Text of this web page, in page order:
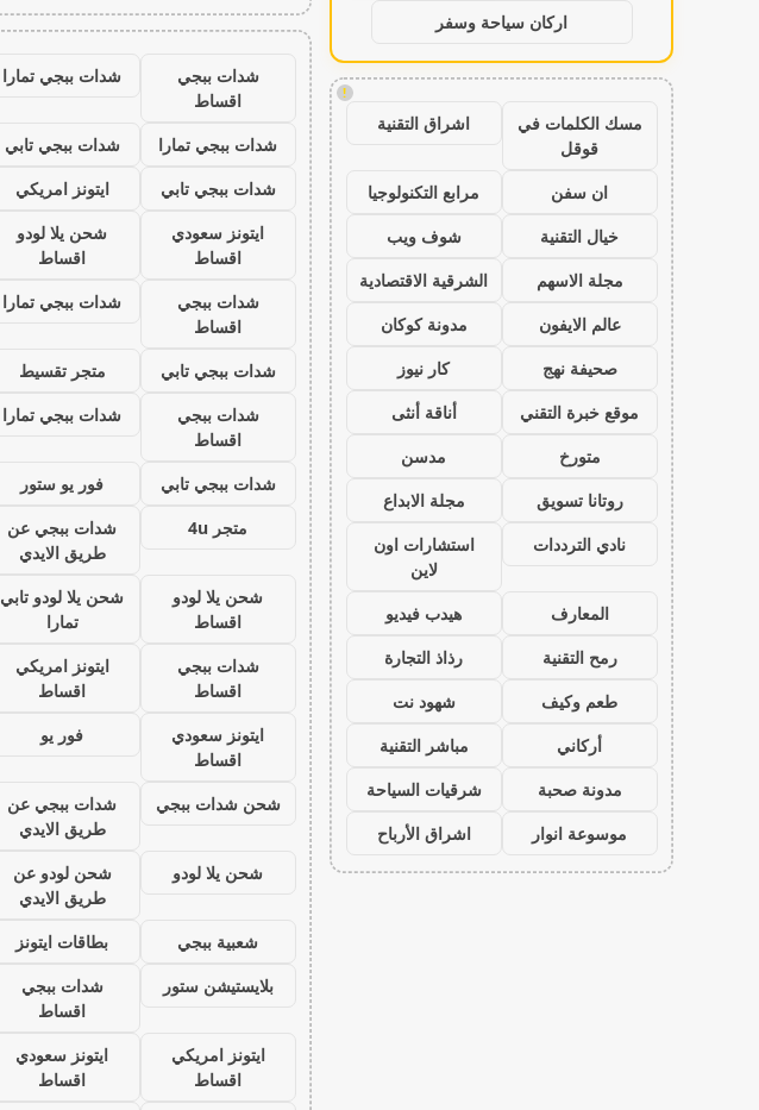
اركان سياحة وسفر
!
مسك الكلمات في
قوقل
اشراق التقنية
ان سفن
مرابع التكنولوجيا
خيال التقنية
شوف ويب
مجلة الاسهم
الشرقية الاقتصادية
عالم الايفون
مدونة كوكان
صحيفة نهج
كار نيوز
موقع خبرة التقني
أناقة أنثى
متورخ
مدسن
روتانا تسويق
مجلة الابداع
نادي الترددات
استشارات اون
لاين
المعارف
هيدب فيديو
رمح التقنية
رذاذ التجارة
طعم وكيف
شهود نت
أركاني
مباشر التقنية
مدونة صحبة
شرقيات السياحة
موسوعة انوار
اشراق الأرباح
شدات ببجي
اقساط
شدات ببجي تمارا
شدات ببجي تمارا
شدات ببجي تابي
شدات ببجي تابي
ايتونز امريكي
ايتونز سعودي
اقساط
شحن يلا لودو
اقساط
شدات ببجي
اقساط
شدات ببجي تمارا
شدات ببجي تابي
متجر تقسيط
شدات ببجي
اقساط
شدات ببجي تمارا
شدات ببجي تابي
فور يو ستور
متجر 4u
شدات ببجي عن
طريق الايدي
شحن يلا لودو
اقساط
شحن يلا لودو تابي
تمارا
شدات ببجي
اقساط
ايتونز امريكي
اقساط
ايتونز سعودي
اقساط
فور يو
شحن شدات ببجي
شدات ببجي عن
طريق الايدي
شحن يلا لودو
شحن لودو عن
طريق الايدي
شعبية ببجي
بطاقات ايتونز
بلايستيشن ستور
شدات ببجي
اقساط
ايتونز امريكي
اقساط
ايتونز سعودي
اقساط